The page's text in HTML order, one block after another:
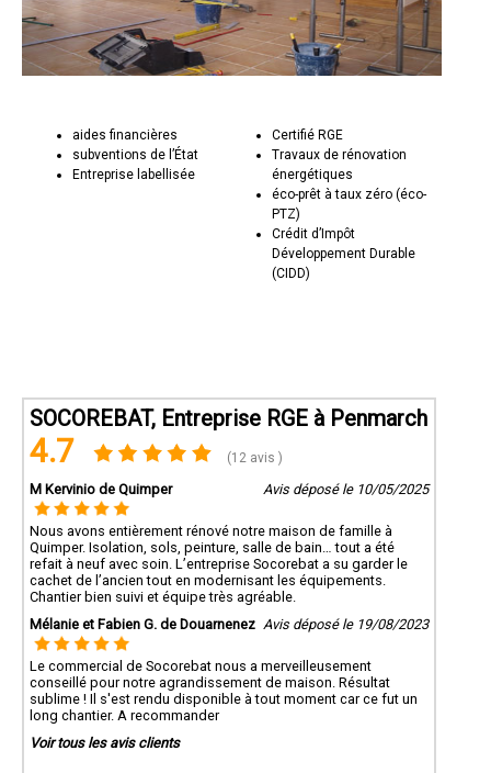
Certifié RGE
Travaux de rénovation
énergétiques
éco-prêt à taux zéro (éco-
PTZ)
Crédit d’Impôt
Développement Durable
(CIDD)
aides financières
subventions de l’État
Entreprise labellisée
SOCOREBAT, Entreprise RGE à Penmarch
4.7 (12 avis )
M Kervinio de Quimper Avis déposé le 10/05/2025
Nous avons entièrement rénové notre maison de famille à
Quimper. Isolation, sols, peinture, salle de bain… tout a été
refait à neuf avec soin. L’entreprise Socorebat a su garder le
cachet de l’ancien tout en modernisant les équipements.
Chantier bien suivi et équipe très agréable.
Mélanie et Fabien G. de Douarnenez Avis déposé le 19/08/2023
Le commercial de Socorebat nous a merveilleusement
conseillé pour notre agrandissement de maison. Résultat
sublime ! Il s'est rendu disponible à tout moment car ce fut un
long chantier. A recommander
Voir tous les avis clients